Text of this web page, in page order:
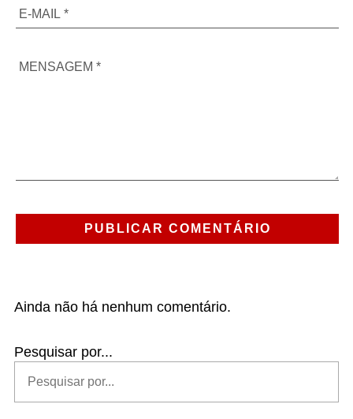
Ainda não há nenhum comentário.
Pesquisar por...